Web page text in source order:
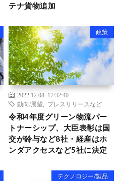
テナ貨物追加
政策
2022.12.08 17:32:40
動向/展望
プレスリリースなど
令和4年度グリーン物流パー
トナーシップ、大臣表彰は国
交が鈴与など8社・経産はホ
ンダアクセスなど5社に決定
テクノロジー/製品